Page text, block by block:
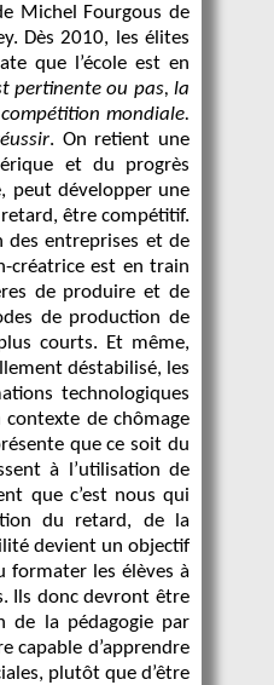
Michel Fourgous de
Dès 2010, les élites
que l’école est en
pertinente ou pas, la
mondiale.
. On retient une
et du progrès
peut développer une
être compétitif.
des entreprises et de
créatrice est en train
de produire et de
de production de
courts. Et même,
déstabilisé, les
technologiques
de chômage
que ce soit du
à l’utilisation de
que c’est nous qui
du retard, de la
devient un objectif
formater les élèves à
Ils donc devront être
de la pédagogie par
capable d’apprendre
plutôt que d’être